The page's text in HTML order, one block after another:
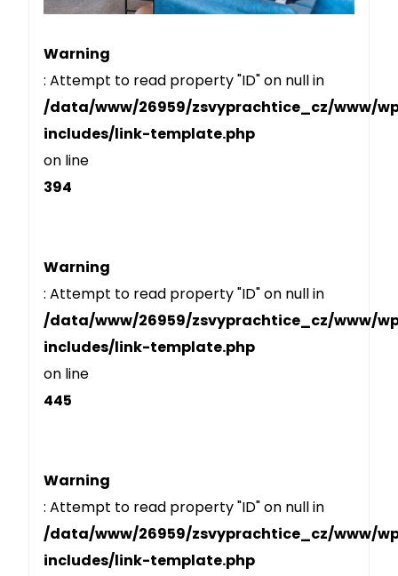
Warning
: Attempt to read property "ID" on null in
/data/www/26959/zsvyprachtice_cz/www/
includes/link-template.php
on line
394
Warning
: Attempt to read property "ID" on null in
/data/www/26959/zsvyprachtice_cz/www/
includes/link-template.php
on line
445
Warning
: Attempt to read property "ID" on null in
/data/www/26959/zsvyprachtice_cz/www/
includes/link-template.php